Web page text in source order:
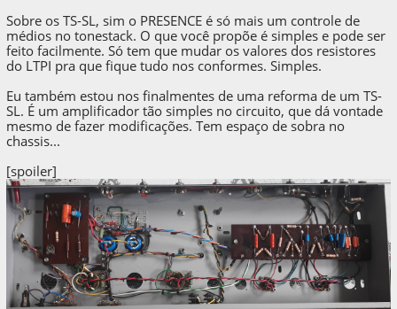
Sobre os TS-SL, sim o PRESENCE é só mais um controle de
médios no tonestack. O que você propõe é simples e pode ser
feito facilmente. Só tem que mudar os valores dos resistores
do LTPI pra que fique tudo nos conformes. Simples.
Eu também estou nos finalmentes de uma reforma de um TS-
SL. É um amplificador tão simples no circuito, que dá vontade
mesmo de fazer modificações. Tem espaço de sobra no
chassis...
[spoiler]